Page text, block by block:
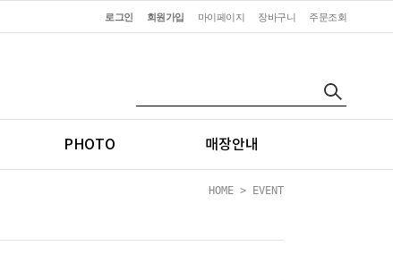
로그인 회원가입 마이페이지 장바구니 주문조회
PHOTO 매장안내
HOME > EVENT